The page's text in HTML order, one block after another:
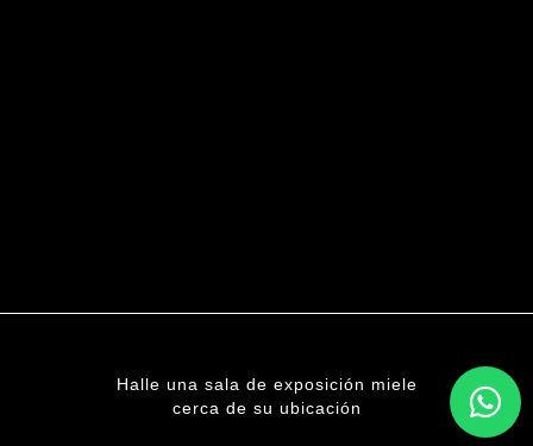
Halle una sala de exposición miele
cerca de su ubicación